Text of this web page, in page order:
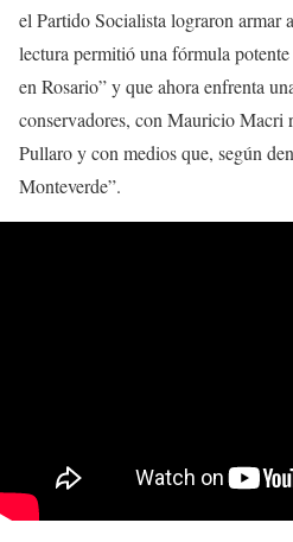
el Partido Socialista lograron armar
lectura permitió una fórmula
en Rosario” y que ahora enfrenta
conservadores, con Mauricio Macri
Pullaro y con medios que, según
Monteverde”.